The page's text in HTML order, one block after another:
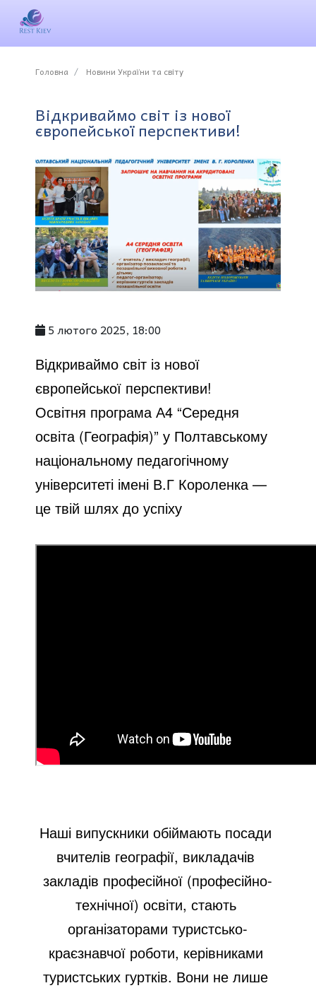
Головна Новини України та світу
Відкриваймо світ із нової
європейської перспективи!
5 лютого 2025, 18:00
Відкриваймо світ із нової
європейської перспективи!
Освітня програма А4 “Середня
освіта (Географія)” у Полтавському
національному педагогічному
університеті імені В.Г Короленка —
це твій шлях до успіху
Наші випускники обіймають посади
вчителів географії, викладачів
закладів професійної (професійно-
технічної) освіти, стають
організаторами туристсько-
краєзнавчої роботи, керівниками
туристських гуртків. Вони не лише